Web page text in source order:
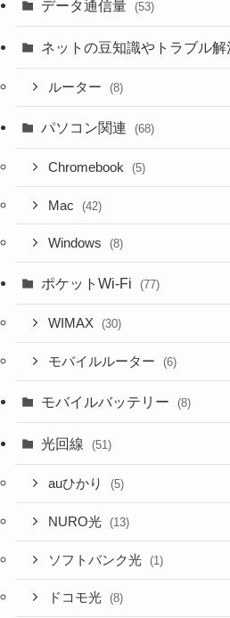
データ通信量 (53)
ネットの豆知識やトラブル解
ルーター (8)
パソコン関連 (68)
Chromebook (5)
Mac (42)
Windows (8)
ポケットWi-Fi (77)
WIMAX (30)
モバイルルーター (6)
モバイルバッテリー (8)
光回線 (51)
auひかり (5)
NURO光 (13)
ソフトバンク光 (1)
ドコモ光 (8)